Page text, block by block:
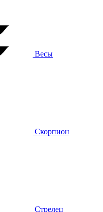
Весы
Скорпион
Стрелец